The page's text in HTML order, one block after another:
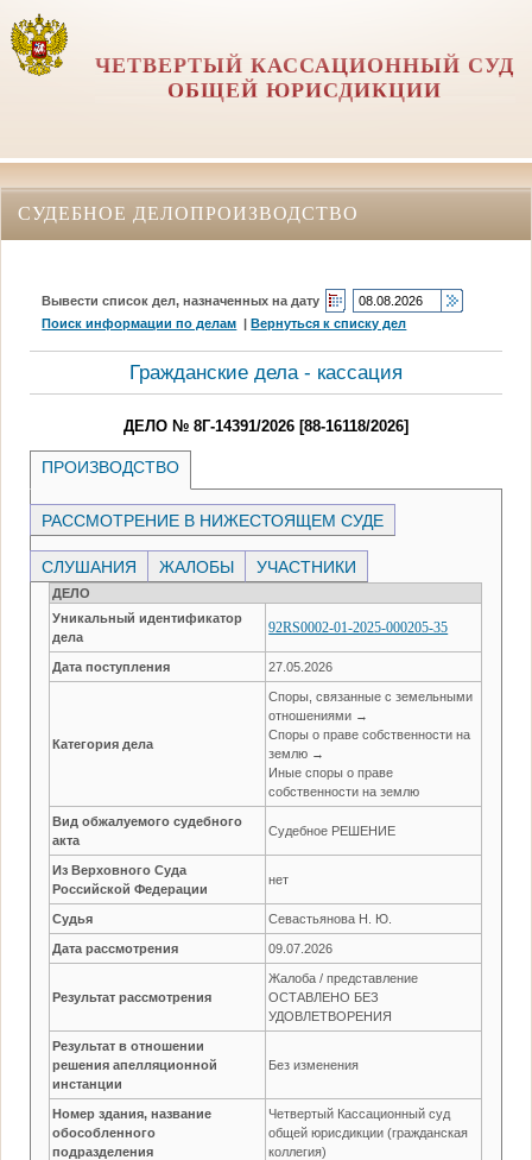
ЧЕТВЕРТЫЙ КАССАЦИОННЫЙ СУД
ОБЩЕЙ ЮРИСДИКЦИИ
СУДЕБНОЕ ДЕЛОПРОИЗВОДСТВО
Вывести список дел, назначенных на дату
Поиск информации по делам |Вернуться к списку дел
Гражданские дела - кассация
ДЕЛО № 8Г-14391/2026 [88-16118/2026]
ПРОИЗВОДСТВО
РАССМОТРЕНИЕ В НИЖЕСТОЯЩЕМ СУДЕ
СЛУШАНИЯ ЖАЛОБЫ УЧАСТНИКИ
ДЕЛО
Уникальный идентификатор
дела
92RS0002-01-2025-000205-35
Дата поступления 27.05.2026
Категория дела
Споры, связанные с земельными
отношениями →
Споры о праве собственности на
землю →
Иные споры о праве
собственности на землю
Вид обжалуемого судебного
акта
Судебное РЕШЕНИЕ
Из Верховного Суда
Российской Федерации
нет
Судья Севастьянова Н. Ю.
Дата рассмотрения 09.07.2026
Результат рассмотрения
Жалоба / представление
ОСТАВЛЕНО БЕЗ
УДОВЛЕТВОРЕНИЯ
Результат в отношении
решения апелляционной
инстанции
Без изменения
Номер здания, название
обособленного
подразделения
Четвертый Кассационный суд
общей юрисдикции (гражданская
коллегия)